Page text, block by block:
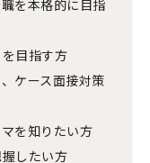
を本格的に目指
目指す方
ケース面接対策
を知りたい方
したい方